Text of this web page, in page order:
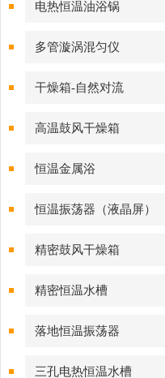
电热恒温油浴锅
多管漩涡混匀仪
干燥箱-自然对流
高温鼓风干燥箱
恒温金属浴
恒温振荡器（液晶屏）
精密鼓风干燥箱
精密恒温水槽
落地恒温振荡器
三孔电热恒温水槽